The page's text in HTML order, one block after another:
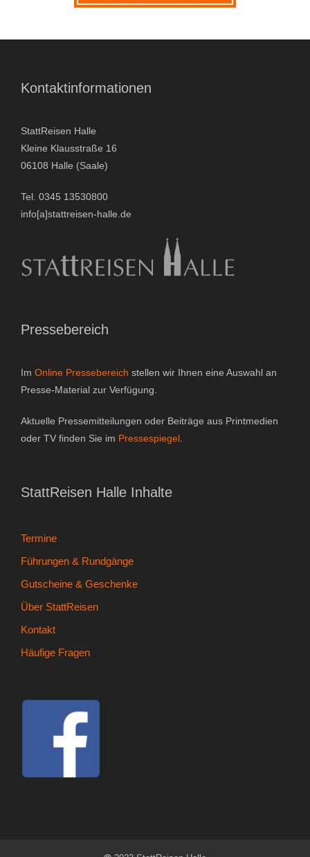
A
e
n
a
t
v
e
Kontaktinformationen
StattReisen Halle
Kleine Klausstraße 16
06108 Halle (Saale)
Tel. 0345 13530800
info[a]stattreisen-halle.de
Pressebereich
Im Online Pressebereich stellen wir Ihnen eine Auswahl an
Presse-Material zur Verfügung.
Aktuelle Pressemitteilungen oder Beiträge aus Printmedien
oder TV finden Sie im Pressespiegel
StattReisen Halle Inhalte
Termine
Führungen & Rundgänge
Gutscheine & Geschenke
Über StattReisen
Kontakt
Häufige Fragen